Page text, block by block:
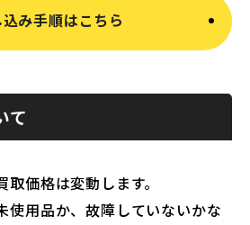
み手順はこちら
て
価格は変動します。
使用品か、故障していないかな